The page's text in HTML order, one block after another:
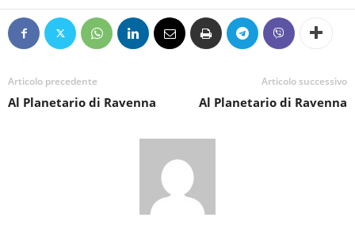
Articolo precedente
Al Planetario di Ravenna
Articolo successivo
Al Planetario di Ravenna